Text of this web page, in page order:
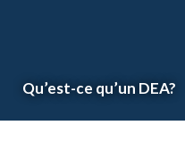
Qu’est-ce qu’un DEA?